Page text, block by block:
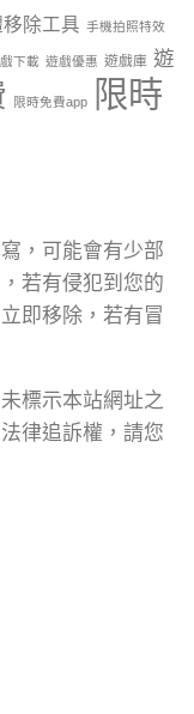
除工具 手機拍照特效
下載 遊戲優惠 遊戲庫 遊
限時免費app
限時
，可能會有少部
若有侵犯到您的
即移除，若有冒
標示本站網址之
律追訴權，請您